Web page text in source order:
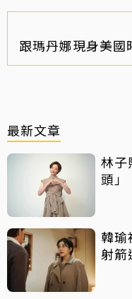
跟瑪丹娜現身美
最新文章
林子
頭」
韓瑜
射箭